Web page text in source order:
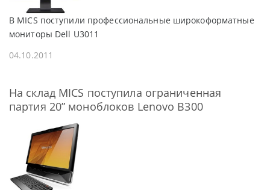
В MICS поступили профессиональные широкоформатные
мониторы Dell U3011
04.10.2011
На склад MICS поступила ограниченная
партия 20” моноблоков Lenovo B300